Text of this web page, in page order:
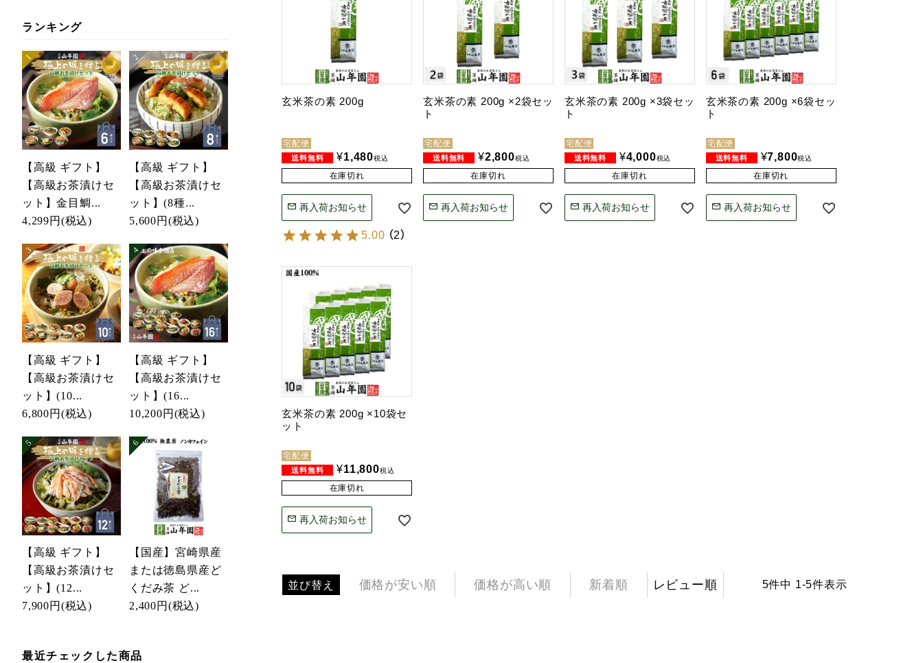
ランキング
【高級 ギフト】
【高級お茶漬けセ
ット】金目鯛...
4,299円 (税込)
【高級 ギフト】
【高級お茶漬けセ
ット】(8種...
5,600円 (税込)
【高級 ギフト】
【高級お茶漬けセ
ット】(10...
6,800円 (税込)
【高級 ギフト】
【高級お茶漬けセ
ット】(16...
10,200円 (税込)
【高級 ギフト】
【高級お茶漬けセ
ット】(12...
7,900円 (税込)
【国産】宮崎県産
または徳島県産ど
くだみ茶 ど...
2,400円 (税込)
最近チェックした商品
玄米茶の素 200g
宅配便
¥1,480税込
在庫切れ
再入荷お知らせ
5.00 （2）
玄米茶の素 200g ×2袋セッ
ト
宅配便
¥2,800税込
在庫切れ
再入荷お知らせ
玄米茶の素 200g ×3袋セッ
ト
宅配便
¥4,000税込
在庫切れ
再入荷お知らせ
玄米茶の素 200g ×6袋セッ
ト
宅配便
¥7,800税込
在庫切れ
再入荷お知らせ
玄米茶の素 200g ×10袋セ
ット
宅配便
¥11,800税込
在庫切れ
再入荷お知らせ
並び替え 価格が安い順 価格が高い順 新着順 レビュー順 5件中 1-5件表示